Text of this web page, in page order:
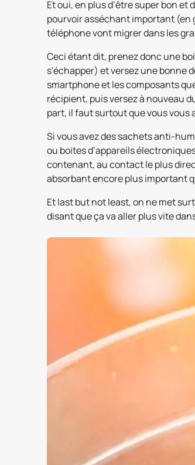
Et oui, en plus d’être super bon
pourvoir asséchant important (en
téléphone vont migrer dans les
Ceci étant dit, prenez donc une
s'échapper) et versez une bonne
smartphone et les composants
récipient, puis versez à nouveau
part, il faut surtout que vous vous
Si vous avez des sachets anti-
ou boites d’appareils
contenant, au contact le plus
absorbant encore plus important
Et last but not least, on ne met
disant que ça va aller plus vite